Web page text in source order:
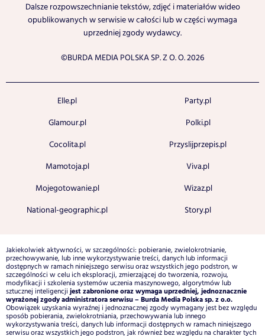
Dalsze rozpowszechnianie tekstów, zdjęć i materiałów wideo
opublikowanych w serwisie w całości lub w części wymaga
uprzedniej zgody wydawcy.
©BURDA MEDIA POLSKA SP. Z O. O. 2026
Elle.pl
Glamour.pl
Cocolita.pl
Mamotoja.pl
Mojegotowanie.pl
National-geographic.pl
Party.pl
Polki.pl
Przyslijprzepis.pl
Viva.pl
Wizaz.pl
Story.pl
Jakiekolwiek aktywności, w szczególności: pobieranie, zwielokrotnianie,
przechowywanie, lub inne wykorzystywanie treści, danych lub informacji
dostępnych w ramach niniejszego serwisu oraz wszystkich jego podstron, w
szczególności w celu ich eksploracji, zmierzającej do tworzenia, rozwoju,
modyfikacji i szkolenia systemów uczenia maszynowego, algorytmów lub
sztucznej inteligencji jest zabronione oraz wymaga uprzedniej, jednoznacznie
wyrażonej zgody administratora serwisu – Burda Media Polska sp. z o.o.
Obowiązek uzyskania wyraźnej i jednoznacznej zgody wymagany jest bez względu
sposób pobierania, zwielokrotniania, przechowywania lub innego
wykorzystywania treści, danych lub informacji dostępnych w ramach niniejszego
serwisu oraz wszystkich jego podstron, jak również bez względu na charakter tych